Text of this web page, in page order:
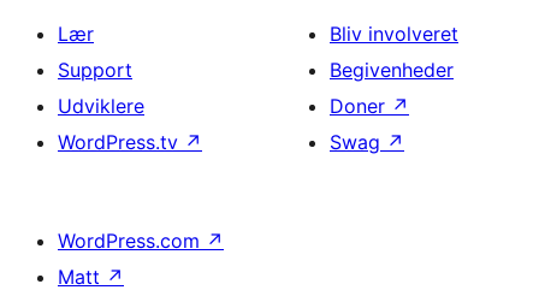
Lær
Support
Udviklere
WordPress.tv ↗
Bliv involveret
Begivenheder
Doner ↗
Swag ↗
WordPress.com ↗
Matt ↗